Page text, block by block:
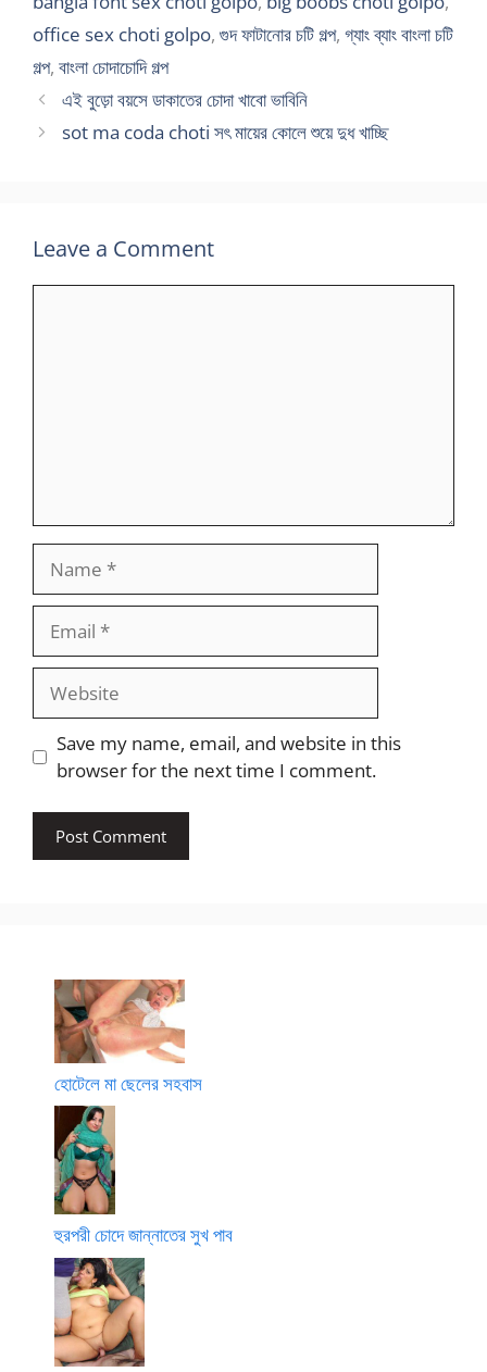
office sex choti golpo, গুদ ফাটানোর চটি গল্প, গ্যাং ব্যাং বাংলা চটি
গল্প, বাংলা চোদাচোদি গল্প
এই বুড়ো বয়সে ডাকাতের চোদা খাবো ভাবিনি
sot ma coda choti সৎ মায়ের কোলে শুয়ে দুধ খাচ্ছি
Leave a Comment
Website
Save my name, email, and website in this
browser for the next time I comment.
হোটেলে মা ছেলের সহবাস
হুরপরী চোদে জান্নাতের সুখ পাব